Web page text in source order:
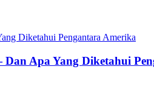
Apa Yang Diketahui